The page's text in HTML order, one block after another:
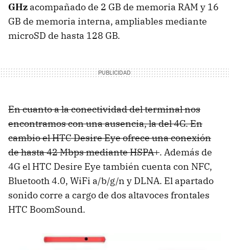
GHz acompañado de 2 GB de memoria RAM y 16
GB de memoria interna, ampliables mediante
microSD de hasta 128 GB.
En cuanto a la conectividad del terminal nos
encontramos con una ausencia, la del 4G. En
cambio el HTC Desire Eye ofrece una conexión
de hasta 42 Mbps mediante HSPA+. Además de
4G el HTC Desire Eye también cuenta con NFC,
Bluetooth 4.0, WiFi a/b/g/n y DLNA. El apartado
sonido corre a cargo de dos altavoces frontales
HTC BoomSound.